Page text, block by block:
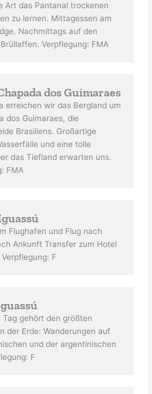
Art das Pantanal trockenen
zu lernen. Mittagessen am
Nachmittags auf den
Verpflegung: FMA
dos Guimaraes
erreichen wir das Bergland um
dos Guimaraes, die
Brasiliens. Großartige
und eine tolle
das Tiefland erwarten uns.
FMA
Flughafen und Flug nach
Ankunft Transfer zum Hotel
F
Tag gehört den größten
der Erde: Wanderungen auf
und der argentinischen
F